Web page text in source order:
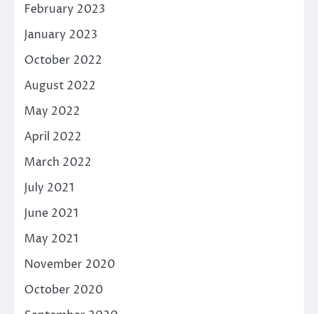
February 2023
January 2023
October 2022
August 2022
May 2022
April 2022
March 2022
July 2021
June 2021
May 2021
November 2020
October 2020